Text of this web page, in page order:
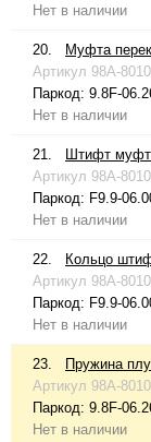
Нет в наличии
20.
Муфта
Артикул 98A-
Паркод: 9.8F-
Нет в наличии
21.
Штифт
Артикул 98A-
Паркод: F9.9-
Нет в наличии
22.
Кольцо
Артикул 98A-
Паркод: F9.9-
Нет в наличии
23.
Пружина
Артикул 98A-
Паркод: 9.8F-
Нет в наличии